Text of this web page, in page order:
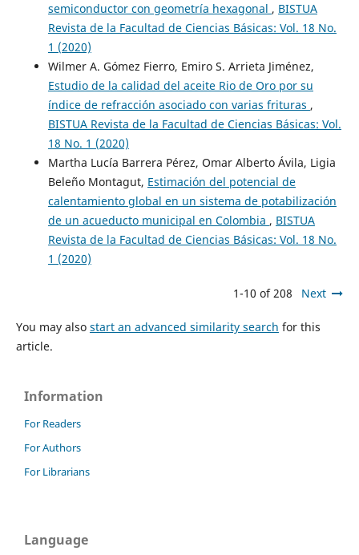
semiconductor con geometría hexagonal , BISTUA
Revista de la Facultad de Ciencias Básicas: Vol. 18 No.
1 (2020)
Wilmer A. Gómez Fierro, Emiro S. Arrieta Jiménez,
Estudio de la calidad del aceite Rio de Oro por su
índice de refracción asociado con varias frituras ,
BISTUA Revista de la Facultad de Ciencias Básicas: Vol.
18 No. 1 (2020)
Martha Lucía Barrera Pérez, Omar Alberto Ávila, Ligia
Beleño Montagut, Estimación del potencial de
calentamiento global en un sistema de potabilización
de un acueducto municipal en Colombia , BISTUA
Revista de la Facultad de Ciencias Básicas: Vol. 18 No.
1 (2020)
1-10 of 208 Next
You may also start an advanced similarity search for this
article.
Information
For Readers
For Authors
For Librarians
Language